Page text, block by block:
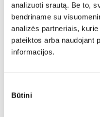
analizuoti srautą. Be to,
bendriname su
analizės partneriais,
pateiktos arba naudojant
informacijos.
pasirinkimas
Būtini